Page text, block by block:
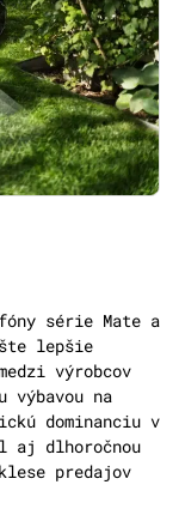
série Mate a
lepšie
výrobcov
výbavou na
dominanciu v
dlhoročnou
predajov